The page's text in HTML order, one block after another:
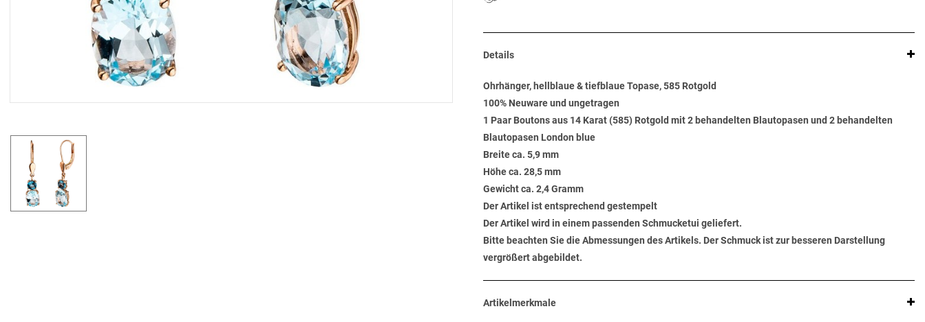
Details
Ohrhänger, hellblaue & tiefblaue Topase, 585 Rotgold
100% Neuware und ungetragen
1 Paar Boutons aus 14 Karat (585) Rotgold mit 2 behandelten Blautopasen und 2 behandelten
Blautopasen London blue
Breite ca. 5,9 mm
Höhe ca. 28,5 mm
Gewicht ca. 2,4 Gramm
Der Artikel ist entsprechend gestempelt
Der Artikel wird in einem passenden Schmucketui geliefert.
Bitte beachten Sie die Abmessungen des Artikels. Der Schmuck ist zur besseren Darstellung
vergrößert abgebildet.
Artikelmerkmale